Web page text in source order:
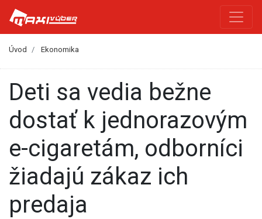
Úvod Ekonomika
Deti sa vedia bežne
dostať k jednorazovým
e-cigaretám, odborníci
žiadajú zákaz ich
predaja